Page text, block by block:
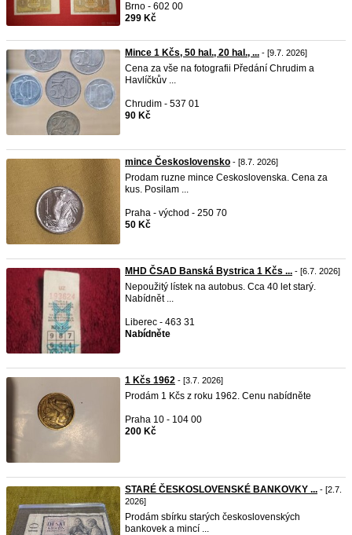
Brno - 602 00
299 Kč
Mince 1 Kčs, 50 hal., 20 hal., ... - [9.7. 2026]
Cena za vše na fotografii Předání Chrudim a
Havlíčkův ...
Chrudim - 537 01
90 Kč
mince Československo - [8.7. 2026]
Prodam ruzne mince Ceskoslovenska. Cena za
kus. Posilam ...
Praha - východ - 250 70
50 Kč
MHD ČSAD Banská Bystrica 1 Kčs ... - [6.7. 2026]
Nepoužitý lístek na autobus. Cca 40 let starý.
Nabídnět ...
Liberec - 463 31
Nabídněte
1 Kčs 1962 - [3.7. 2026]
Prodám 1 Kčs z roku 1962. Cenu nabídněte
Praha 10 - 104 00
200 Kč
STARÉ ČESKOSLOVENSKÉ BANKOVKY ... - [2.7.
2026]
Prodám sbírku starých československých
bankovek a mincí ...